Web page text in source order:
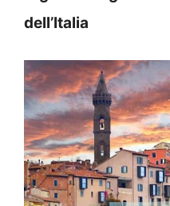
dell’Italia